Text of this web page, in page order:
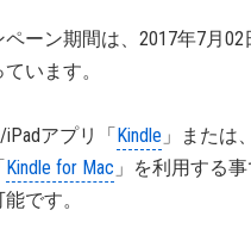
ペーン期間は、2017年7月02
います。
iPadアプリ「Kindle 」または
Kindle for Mac 」を利用する
です。